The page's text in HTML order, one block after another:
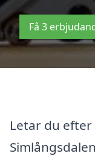
Få 3
Letar du